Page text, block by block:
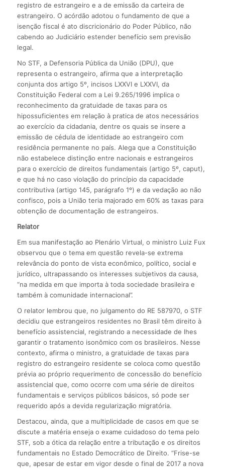
registro de estrangeiro e a de emissão da carteira de
estrangeiro. O acórdão adotou o fundamento de que a
isenção fiscal é ato discricionário do Poder Público, não
cabendo ao Judiciário estender benefício sem previsão
legal.
No STF, a Defensoria Pública da União (DPU), que
representa o estrangeiro, afirma que a interpretação
conjunta dos artigo 5º, incisos LXXVI e LXXVI, da
Constituição Federal com a Lei 9.265/1996 implica o
reconhecimento da gratuidade de taxas para os
hipossuficientes em relação à pratica de atos necessários
ao exercício da cidadania, dentre os quais se insere a
emissão de cédula de identidade ao estrangeiro com
residência permanente no país. Alega que a Constituição
não estabelece distinção entre nacionais e estrangeiros
para o exercício de direitos fundamentais (artigo 5º, caput),
e que há no caso violação do princípio da capacidade
contributiva (artigo 145, parágrafo 1º) e da vedação ao não
confisco, pois a União teria majorado em 60% as taxas para
obtenção de documentação de estrangeiros.
Relator
Em sua manifestação ao Plenário Virtual, o ministro Luiz Fux
observou que o tema em questão revela-se extrema
relevância do ponto de vista econômico, político, social e
jurídico, ultrapassando os interesses subjetivos da causa,
“na medida em que importa à toda sociedade brasileira e
também à comunidade internacional”.
O relator lembrou que, no julgamento do RE 587970, o STF
decidiu que estrangeiros residentes no Brasil têm direito à
benefício assistencial, registrando a necessidade de lhes
garantir o tratamento isonômico com os brasileiros. Nesse
contexto, afirma o ministro, a gratuidade de taxas para
registro do estrangeiro residente se coloca como questão
prévia ao próprio requerimento de concessão do benefício
assistencial que, como ocorre com uma série de direitos
fundamentais e serviços públicos básicos, só pode ser
requerido após a devida regularização migratória.
Destacou, ainda, que a multiplicidade de casos em que se
discute a matéria enseja o exame cuidadoso do tema pelo
STF, sob a ótica da relação entre a tributação e os direitos
fundamentais no Estado Democrático de Direito. “Frise-se
que, apesar de estar em vigor desde o final de 2017 a nova